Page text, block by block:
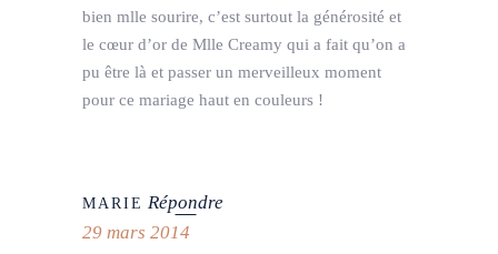
bien mlle sourire, c’est surtout la générosité et
le cœur d’or de Mlle Creamy qui a fait qu’on a
pu être là et passer un merveilleux moment
pour ce mariage haut en couleurs !
MARIE Répondre
29 mars 2014